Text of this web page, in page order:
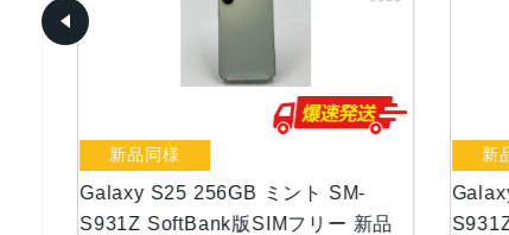
Galaxy S25 256GB ミント SM-
S931Z SoftBank版SIMフリー 新品
新品同様 新